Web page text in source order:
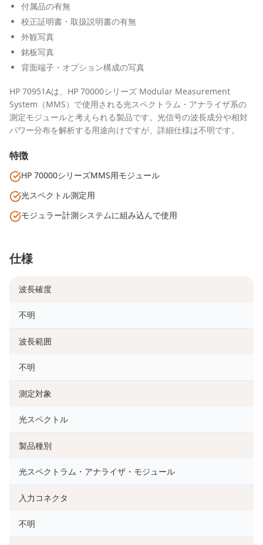
付属品の有無
校正証明書・取扱説明書の有無
外観写真
銘板写真
背面端子・オプション構成の写真
HP 70951Aは、HP 70000シリーズ Modular Measurement
System（MMS）で使用される光スペクトラム・アナライザ系の
測定モジュールと考えられる製品です。光信号の波長成分や相対
パワー分布を解析する用途向けですが、詳細仕様は不明です。
特徴
HP 70000シリーズMMS用モジュール
光スペクトル測定用
モジュラー計測システムに組み込んで使用
仕様
波長確度
不明
波長範囲
不明
測定対象
光スペクトル
製品種別
光スペクトラム・アナライザ・モジュール
入力コネクタ
不明